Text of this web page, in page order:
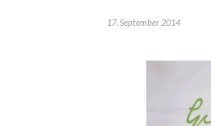
17. September 2014